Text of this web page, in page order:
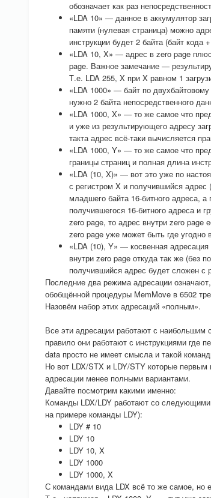
обозначает как раз
«LDA 10» — данное в аккумулятор
памяти (нулевая страница) можно
инструкции будет 2 байта (байт кода
«LDA 10, X» — адрес в zero page
page. Важное замечание —
Т.е. LDA 255, X при X равном 1
«LDA 1000» — байт по
нужно 2 байта непосредственного
«LDA 1000, X» — то же самое что
и уже из результирующего адресу
такта адрес всё-таки вычисляется
«LDA 1000, Y» — то же самое что
границы страниц и полная длина
«LDA (10, X)» — вот это уже по
с регистром X и получившийся
младшего байта 16-битного адреса,
получившегося 16-битного адреса и
zero page, то адрес внутри zero page
zero page уже может быть где угодно
«LDA (10), Y» — косвенная
внутри zero page откуда так же (без
получившийся адрес будет сложен с
Последние два режима адресации
обобщённой процедуры MemMove в 6502
Назовём набор этих адресаций «полным».
Все эти адресации работают с
правило они работают с инструкциями где
data просто не имеет смысла и такой
Но вот LDX/STX и LDY/STY которые
адресации менее полными вариантами.
Давайте посмотрим какими именно:
Команды LDX/LDY работают со
на примере команды LDY):
LDY # 10
LDY 10
LDY 10, X
LDY 1000
LDY 1000, X
С командами вида LDX всё то же самое, но